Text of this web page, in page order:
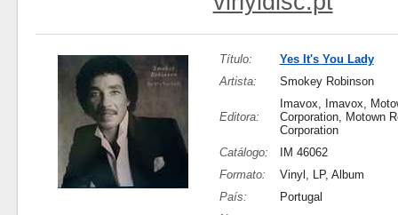
Título:
Yes It's You Lady
Artista:
Smokey Robinson
Editora:
Imavox, Imavox,
Corporation, Motown
Corporation
Catálogo:
IM 46062
Formato:
Vinyl, LP, Album
País:
Portugal